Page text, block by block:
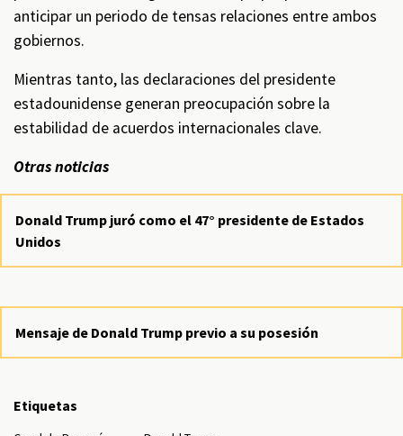
anticipar un periodo de tensas relaciones entre ambos
gobiernos.
Mientras tanto, las declaraciones del presidente
estadounidense generan preocupación sobre la
estabilidad de acuerdos internacionales clave.
Otras noticias
Donald Trump juró como el 47° presidente de Estados
Unidos
Mensaje de Donald Trump previo a su posesión
Etiquetas